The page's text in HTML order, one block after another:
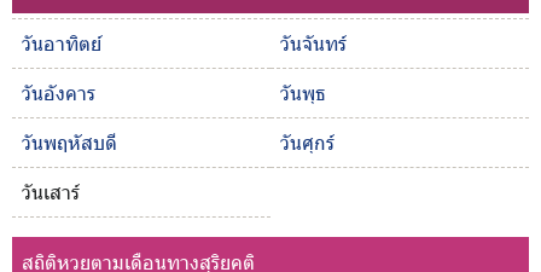
วันอาทิตย์
วันจันทร์
วันอังคาร
วันพุธ
วันพฤหัสบดี
วันศุกร์
วันเสาร์
สถิติหวยตามเดือนทางสุริยคติ